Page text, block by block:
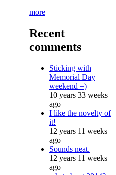
more
Recent
comments
Sticking with
Memorial Day
weekend =)
10 years 33 weeks
ago
I like the novelty of
it!
12 years 11 weeks
ago
Sounds neat.
12 years 11 weeks
ago